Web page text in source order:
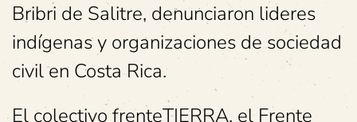
Bribri de Salitre, denunciaron lideres
indígenas y organizaciones de sociedad
civil en Costa Rica.
El colectivo frenteTIERRA, el Frente